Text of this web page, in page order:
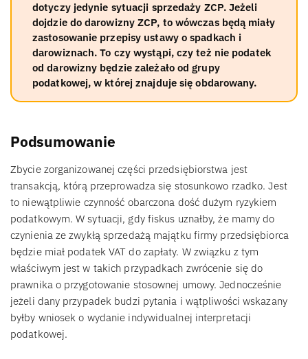
dotyczy jedynie sytuacji sprzedaży ZCP. Jeżeli
dojdzie do darowizny ZCP, to wówczas będą miały
zastosowanie przepisy ustawy o spadkach i
darowiznach. To czy wystąpi, czy też nie podatek
od darowizny będzie zależało od grupy
podatkowej, w której znajduje się obdarowany.
Podsumowanie
Zbycie zorganizowanej części przedsiębiorstwa jest
transakcją, którą przeprowadza się stosunkowo rzadko. Jest
to niewątpliwie czynność obarczona dość dużym ryzykiem
podatkowym. W sytuacji, gdy fiskus uznałby, że mamy do
czynienia ze zwykłą sprzedażą majątku firmy przedsiębiorca
będzie miał podatek VAT do zapłaty. W związku z tym
właściwym jest w takich przypadkach zwrócenie się do
prawnika o przygotowanie stosownej umowy. Jednocześnie
jeżeli dany przypadek budzi pytania i wątpliwości wskazany
byłby wniosek o wydanie indywidualnej interpretacji
podatkowej.